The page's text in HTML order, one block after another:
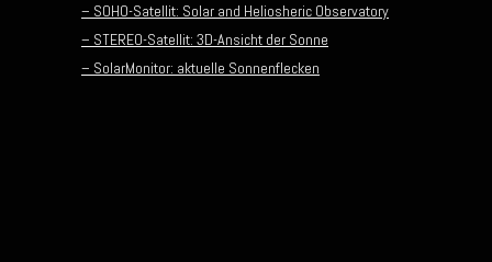
– SOHO-Satellit: Solar and Heliosheric Observatory
– STEREO-Satellit: 3D-Ansicht der Sonne
– SolarMonitor: aktuelle Sonnenflecken